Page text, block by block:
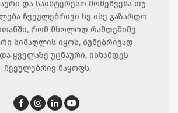
და საინტერესო მომეჩვენა თუ
ჩვეულებრივი ხე ისე გაზარდო
რომ მხოლოდ რამდენიმე
სიმაღლის იყოს, ბუნებრივად
ყველაზე უცნაური, ისხამდეს
ჩვეულებრივ ნაყოფს.